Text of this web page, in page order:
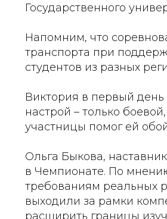
Государственного
Напомним, что
транспорта при
студентов из разных
Виктория в первый
настрой – только
участницы помог ей
Ольга Быкова,
в Чемпионате. По
требованиям реальных
выходили за рамки
расширить границы